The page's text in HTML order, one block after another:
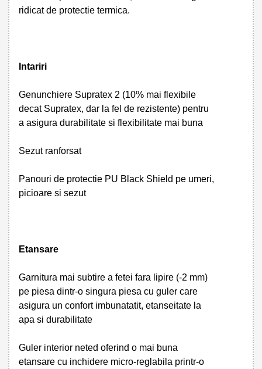
ridicat de protectie termica.
Intariri
Genunchiere Supratex 2 (10% mai flexibile
decat Supratex, dar la fel de rezistente) pentru
a asigura durabilitate si flexibilitate mai buna
Sezut ranforsat
Panouri de protectie PU Black Shield pe umeri,
picioare si sezut
Etansare
Garnitura mai subtire a fetei fara lipire (-2 mm)
pe piesa dintr-o singura piesa cu guler care
asigura un confort imbunatatit, etanseitate la
apa si durabilitate
Guler interior neted oferind o mai buna
etansare cu inchidere micro-reglabila printr-o